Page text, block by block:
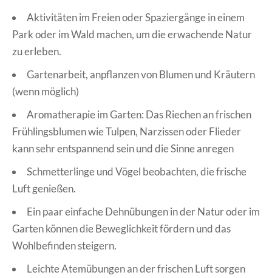
Aktivitäten im Freien oder Spaziergänge in einem
Park oder im Wald machen, um die erwachende Natur
zu erleben.
Gartenarbeit, anpflanzen von Blumen und Kräutern
(wenn möglich)
Aromatherapie im Garten: Das Riechen an frischen
Frühlingsblumen wie Tulpen, Narzissen oder Flieder
kann sehr entspannend sein und die Sinne anregen
Schmetterlinge und Vögel beobachten, die frische
Luft genießen.
Ein paar einfache Dehnübungen in der Natur oder im
Garten können die Beweglichkeit fördern und das
Wohlbefinden steigern.
Leichte Atemübungen an der frischen Luft sorgen